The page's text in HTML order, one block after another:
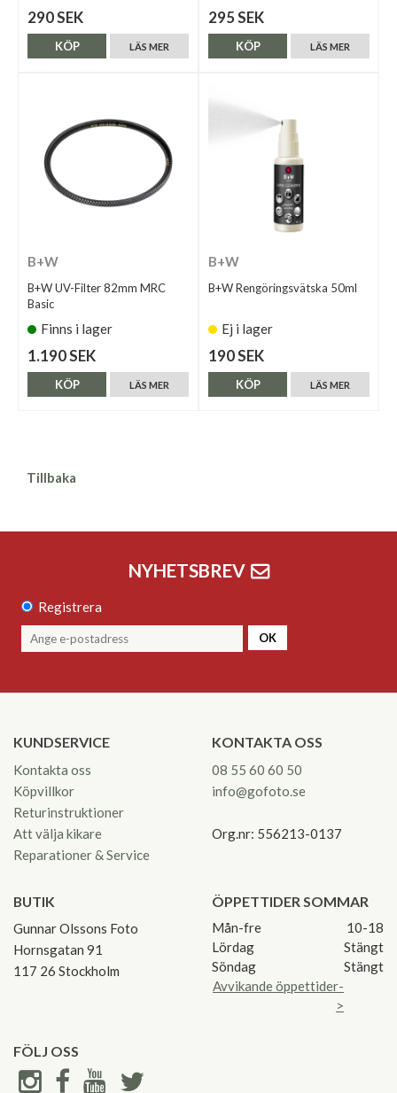
290 SEK
LÄS MER
KÖP
295 SEK
LÄS MER
KÖP
B+W
B+W UV-Filter 82mm MRC
Basic
Finns i lager
1.190 SEK
LÄS MER
KÖP
B+W
B+W Rengöringsvätska 50ml
Ej i lager
190 SEK
LÄS MER
KÖP
Tillbaka
NYHETSBREV
Registrera
OK
KUNDSERVICE
Kontakta oss
Köpvillkor
Returinstruktioner
Att välja kikare
Reparationer & Service
KONTAKTA OSS
08 55 60 60 50
info@gofoto.se
Org.nr: 556213-0137
BUTIK
Gunnar Olssons Foto
Hornsgatan 91
117 26 Stockholm
ÖPPETTIDER SOMMAR
Mån-fre
10-18
Lördag
Stängt
Söndag
Stängt
Avvikande öppettider-
>
FÖLJ OSS